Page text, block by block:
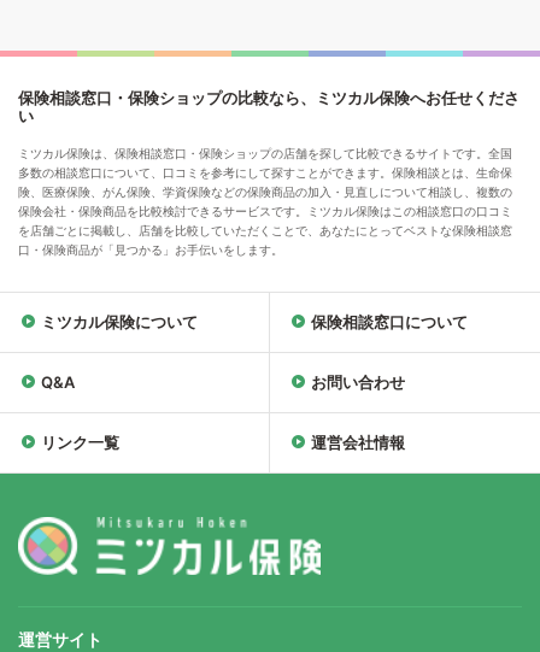
保険相談窓口・保険ショップの比較なら、ミツカル保険へお任せくださ
い
ミツカル保険は、保険相談窓口・保険ショップの店舗を探して比較できるサイトです。全国
多数の相談窓口について、口コミを参考にして探すことができます。保険相談とは、生命保
険、医療保険、がん保険、学資保険などの保険商品の加入・見直しについて相談し、複数の
保険会社・保険商品を比較検討できるサービスです。ミツカル保険はこの相談窓口の口コミ
を店舗ごとに掲載し、店舗を比較していただくことで、あなたにとってベストな保険相談窓
口・保険商品が「見つかる」お手伝いをします。
ミツカル保険について 保険相談窓口について
Q&A お問い合わせ
リンク一覧 運営会社情報
運営サイト